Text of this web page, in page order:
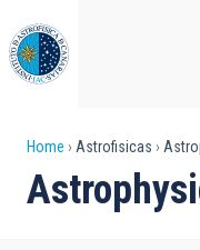
to
main
content
Breadcrumb
Home Astrofisicas